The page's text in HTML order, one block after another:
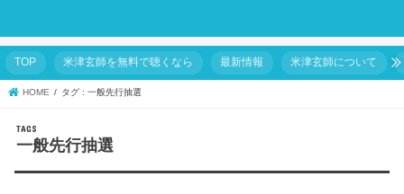
TOP 米津玄師を無料で聴くなら 最新情報 米津玄師について
HOME タグ : 一般先行抽選
一般先行抽選